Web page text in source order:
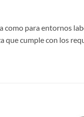
como para entornos
cumple con los